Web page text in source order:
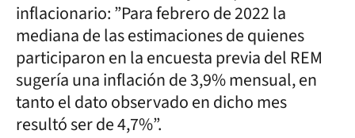
inflacionario: ”Para febrero de 2022 la
mediana de las estimaciones de quienes
participaron en la encuesta previa del REM
sugería una inflación de 3,9% mensual, en
tanto el dato observado en dicho mes
resultó ser de 4,7%”.